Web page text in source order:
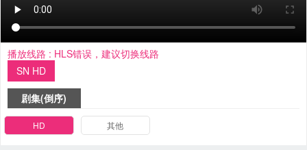
播放线路 : HLS错误，建议切换线路
SN HD
剧集(倒序)
HD 其他